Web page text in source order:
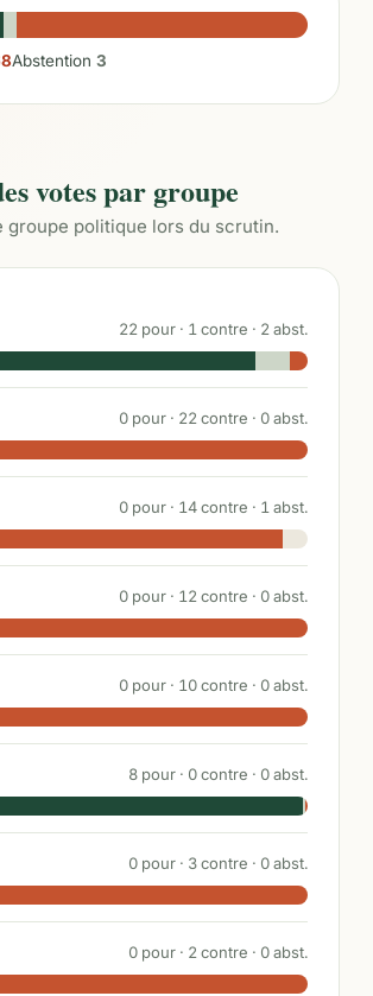
Abstention 3
votes par groupe
groupe politique lors du scrutin.
22 pour · 1 contre · 2 abst.
0 pour · 22 contre · 0abst.
0 pour · 14contre · 1 abst.
0 pour · 12 contre · 0abst.
0 pour · 10contre · 0abst.
8 pour · 0contre · 0abst.
0 pour · 3contre · 0abst.
0 pour · 2 contre · 0abst.